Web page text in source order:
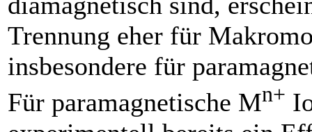
Trennung eher für
insbesondere für
Für paramagnetische Mn+